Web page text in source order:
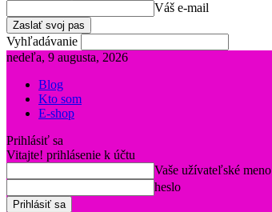
Váš e-mail
Vyhľadávanie
nedeľa, 9 augusta, 2026
Blog
Kto som
E-shop
Prihlásiť sa
Vitajte! prihlásenie k účtu
Vaše užívateľské meno
heslo